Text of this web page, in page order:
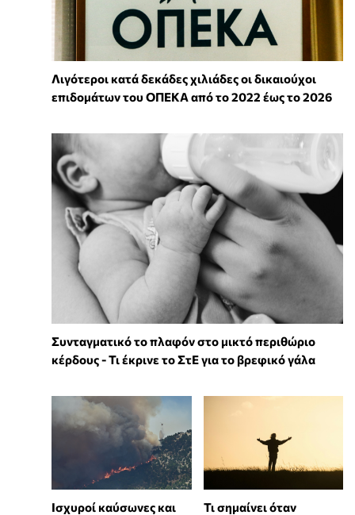
Λιγότεροι κατά δεκάδες χιλιάδες οι δικαιούχοι
επιδομάτων του ΟΠΕΚΑ από το 2022 έως το 2026
Συνταγματικό το πλαφόν στο μικτό περιθώριο
κέρδους - Τι έκρινε το ΣτΕ για το βρεφικό γάλα
Ισχυροί καύσωνες και
Τι σημαίνει όταν